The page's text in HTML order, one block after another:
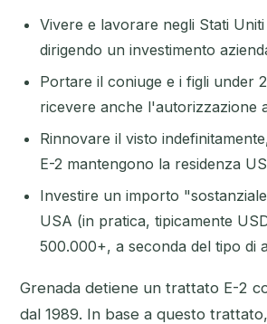
Vivere e lavorare negli Stati
dirigendo un investimento
Portare il coniuge e i figli under
ricevere anche l'autorizzazione
Rinnovare il visto
E-2 mantengono la residenza
Investire un importo
USA (in pratica, tipicamente
500.000+, a seconda del tipo di
Grenada detiene un trattato E-2
dal 1989. In base a questo